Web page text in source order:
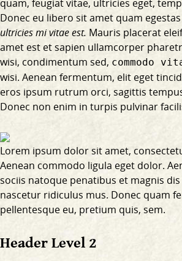
quam, feugiat vitae, ultricies eget,
Donec eu libero sit amet quam
ultricies mi vitae est. Mauris placerat
amet est et sapien ullamcorper
wisi, condimentum sed, commodo
wisi. Aenean fermentum, elit eget
eros ipsum rutrum orci, sagittis
Donec non enim in turpis pulvinar
Lorem ipsum dolor sit amet,
Aenean commodo ligula eget dolor.
sociis natoque penatibus et magnis
nascetur ridiculus mus. Donec quam
pellentesque eu, pretium quis, sem.
Header Level 2